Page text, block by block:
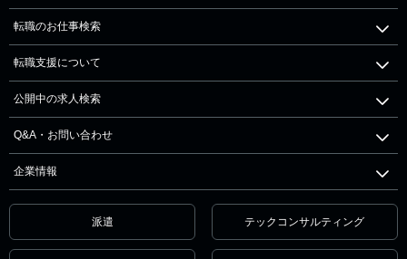
転職のお仕事検索
転職支援について
公開中の求人検索
Q&A・お問い合わせ
企業情報
派遣 テックコンサルティング